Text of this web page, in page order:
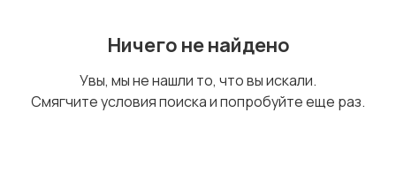
Ничего не найдено
Увы, мы не нашли то, что вы искали.
Смягчите условия поиска и попробуйте еще раз.